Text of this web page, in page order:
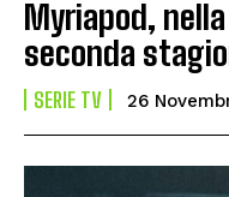
Myriapod,
seconda
SERIE TV 26